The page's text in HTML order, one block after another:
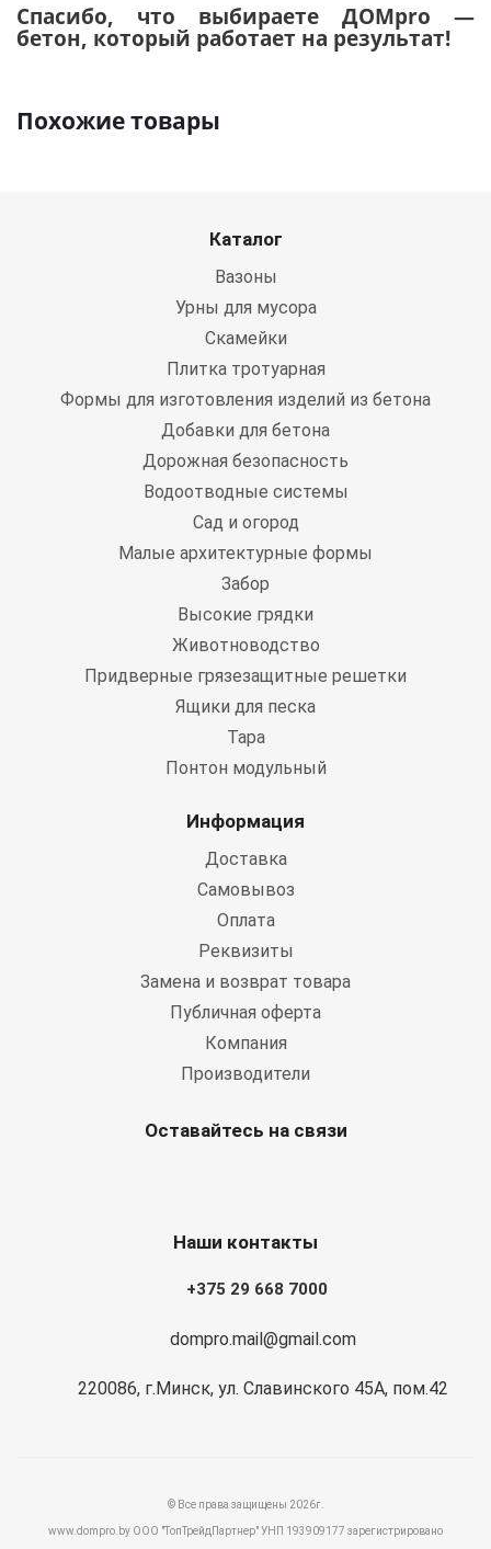
Спасибо, что выбираете ДОМpro —
бетон, который работает на результат!
Похожие товары
Каталог
Вазоны
Урны для мусора
Скамейки
Плитка тротуарная
Формы для изготовления изделий из бетона
Добавки для бетона
Дорожная безопасность
Водоотводные системы
Сад и огород
Малые архитектурные формы
Забор
Высокие грядки
Животноводство
Придверные грязезащитные решетки
Ящики для песка
Тара
Понтон модульный
Информация
Доставка
Самовывоз
Оплата
Реквизиты
Замена и возврат товара
Публичная оферта
Компания
Производители
Оставайтесь на связи
Наши контакты
+375 29 668 7000
dompro.mail@gmail.com
220086, г.Минск, ул. Славинского 45А, пом.42
© Все права защищены 2026г.
www.dompro.by ООО "ТопТрейдПартнер" УНП 193909177 зарегистрировано